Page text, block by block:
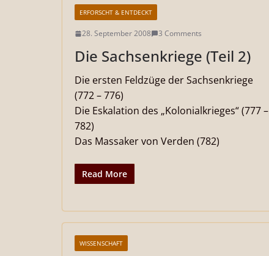
ERFORSCHT & ENTDECKT
28. September 2008 3 Comments
Die Sachsenkriege (Teil 2)
Die ersten Feldzüge der Sachsenkriege
(772 – 776)
Die Eskalation des „Kolonialkrieges“ (777 –
782)
Das Massaker von Verden (782)
Read More
WISSENSCHAFT